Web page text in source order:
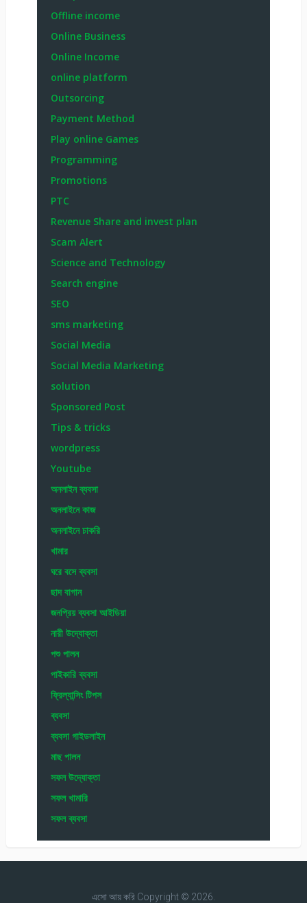
Offline income
Online Business
Online Income
online platform
Outsorcing
Payment Method
Play online Games
Programming
Promotions
PTC
Revenue Share and invest plan
Scam Alert
Science and Technology
Search engine
SEO
sms marketing
Social Media
Social Media Marketing
solution
Sponsored Post
Tips & tricks
wordpress
Youtube
অনলাইন ব্যবসা
অনলাইনে কাজ
অনলাইনে চাকরি
খামার
ঘরে বসে ব্যবসা
ছাদ বাগান
জনপ্রিয় ব্যবসা আইডিয়া
নারী উদ্যোক্তা
পশু পালন
পাইকারি ব্যবসা
ফ্রিল্যান্সিং টিপস
ব্যবসা
ব্যবসা গাইডলাইন
মাছ পালন
সফল উদ্যোক্তা
সফল খামারি
সফল ব্যবসা
এসো আয় করিCopyright © 2026.